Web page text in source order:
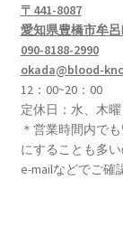
〒441-8087
愛知県豊橋市牟
090-8188-2990
okada@blood-
12：00~20：00
定休日：水、木曜
＊営業時間内で
にすることも多
e-mailなどでご確